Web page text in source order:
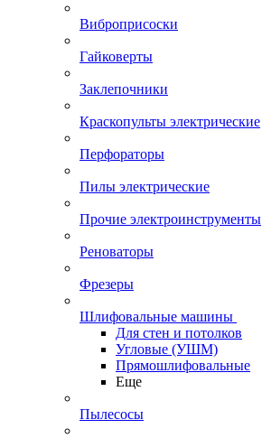
Виброприсоски
Гайковерты
Заклепочники
Краскопульты электрические
Перфораторы
Пилы электрические
Прочие электроинструменты
Реноваторы
Фрезеры
Шлифовальные машины
Для стен и потолков
Угловые (УШМ)
Прямошлифовальные
Еще
Пылесосы